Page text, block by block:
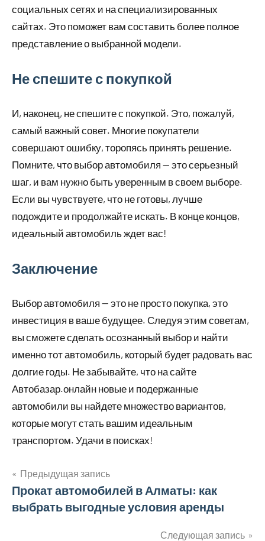
социальных сетях и на специализированных
сайтах. Это поможет вам составить более полное
представление о выбранной модели.
Не спешите с покупкой
И, наконец, не спешите с покупкой. Это, пожалуй,
самый важный совет. Многие покупатели
совершают ошибку, торопясь принять решение.
Помните, что выбор автомобиля — это серьезный
шаг, и вам нужно быть уверенным в своем выборе.
Если вы чувствуете, что не готовы, лучше
подождите и продолжайте искать. В конце концов,
идеальный автомобиль ждет вас!
Заключение
Выбор автомобиля — это не просто покупка, это
инвестиция в ваше будущее. Следуя этим советам,
вы сможете сделать осознанный выбор и найти
именно тот автомобиль, который будет радовать вас
долгие годы. Не забывайте, что на сайте
Автобазар.онлайн новые и подержанные
автомобили вы найдете множество вариантов,
которые могут стать вашим идеальным
транспортом. Удачи в поисках!
Навигация
по
Предыдущая запись
Прокат автомобилей в Алматы: как
выбрать выгодные условия аренды
Следующая запись